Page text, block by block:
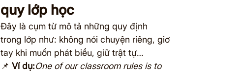
quy lớp học
Đây là cụm từ mô tả những quy định
trong lớp như: không nói chuyện riêng, giơ
tay khi muốn phát biểu, giữ trật tự…
📌 Ví dụ:One of our classroom rules is to